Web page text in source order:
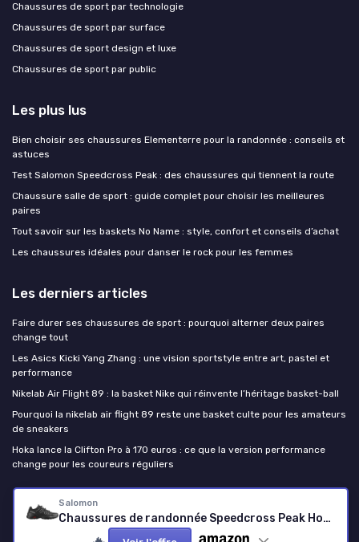
Salomon
Chaussures de randonnée Speedcross Peak Homme 46 EU
Chaussures de sport par technologie
Chaussures de sport par surface
Chaussures de sport design et luxe
Chaussures de sport par public
Les plus lus
Bien choisir ses chaussures Elementerre pour la randonnée : conseils et
astuces
Test Salomon Speedcross Peak : des chaussures qui tiennent la route
Chaussure salle de sport : guide complet pour choisir les meilleures
paires
Tout savoir sur les baskets No Name : style, confort et conseils d’achat
Les chaussures idéales pour danser le rock pour les femmes
Les derniers articles
Faire durer ses chaussures de sport : pourquoi alterner deux paires
change tout
Les Asics Kicki Yang Zhang : une vision sportstyle entre art, pastel et
performance
Nikelab Air Flight 89 : la basket Nike qui réinvente l’héritage basket-ball
Pourquoi la nikelab air flight 89 reste une basket culte pour les amateurs
de sneakers
Hoka lance la Clifton Pro à 170 euros : ce que la version performance
change pour les coureurs réguliers
Chaussure de sport